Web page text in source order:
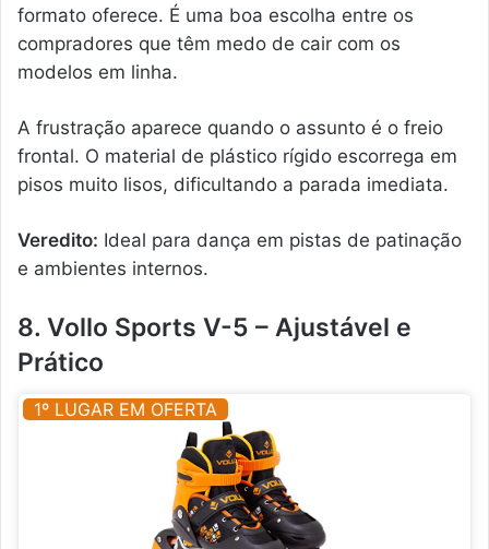
formato oferece. É uma boa escolha entre os
compradores que têm medo de cair com os
modelos em linha.
A frustração aparece quando o assunto é o freio
frontal. O material de plástico rígido escorrega em
pisos muito lisos, dificultando a parada imediata.
Veredito: Ideal para dança em pistas de patinação
e ambientes internos.
8. Vollo Sports V-5 – Ajustável e
Prático
1º LUGAR EM OFERTA